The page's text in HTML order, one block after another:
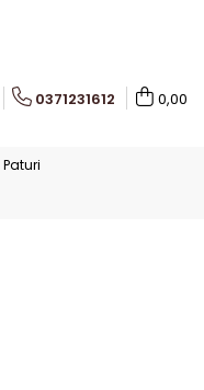
0371231612 0,00
Paturi